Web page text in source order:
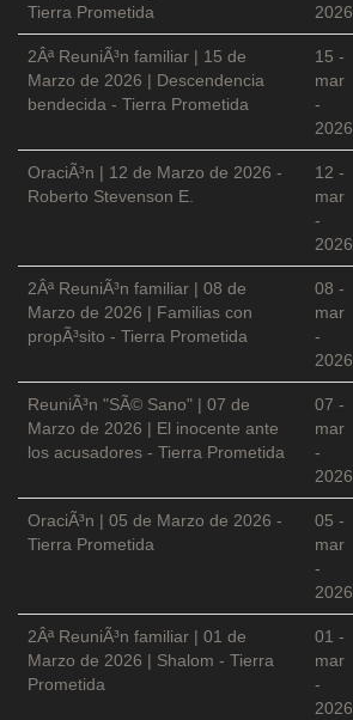
Tierra Prometida
2026
2Âª ReuniÃ³n familiar | 15 de
Marzo de 2026 | Descendencia
bendecida - Tierra Prometida
15 -
mar
-
2026
OraciÃ³n | 12 de Marzo de 2026 -
Roberto Stevenson E.
12 -
mar
-
2026
2Âª ReuniÃ³n familiar | 08 de
Marzo de 2026 | Familias con
propÃ³sito - Tierra Prometida
08 -
mar
-
2026
ReuniÃ³n "SÃ© Sano" | 07 de
Marzo de 2026 | El inocente ante
los acusadores - Tierra Prometida
07 -
mar
-
2026
OraciÃ³n | 05 de Marzo de 2026 -
Tierra Prometida
05 -
mar
-
2026
2Âª ReuniÃ³n familiar | 01 de
Marzo de 2026 | Shalom - Tierra
Prometida
01 -
mar
-
2026